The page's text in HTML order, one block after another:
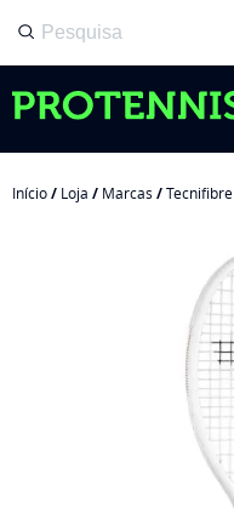
Início/ Loja / Marcas /Tecnifibre